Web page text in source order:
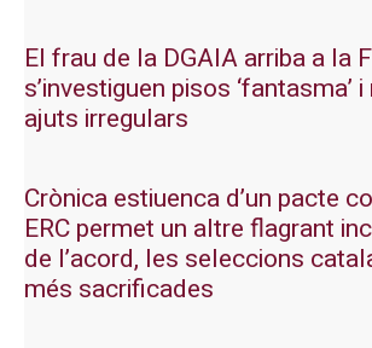
El frau de la DGAIA arriba a la
s’investiguen pisos ‘fantasma’
ajuts irregulars
Crònica estiuenca d’un pacte
ERC permet un altre flagrant
de l’acord, les seleccions
més sacrificades